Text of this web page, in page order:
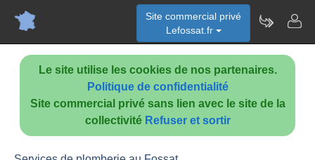
Le site utilise les cookies de nos partenaires.
Politique de confidentialité
Site commercial privé sans lien avec le site de la
collectivité Refuser et sortir
Site commercial privé
Lefossat.fr